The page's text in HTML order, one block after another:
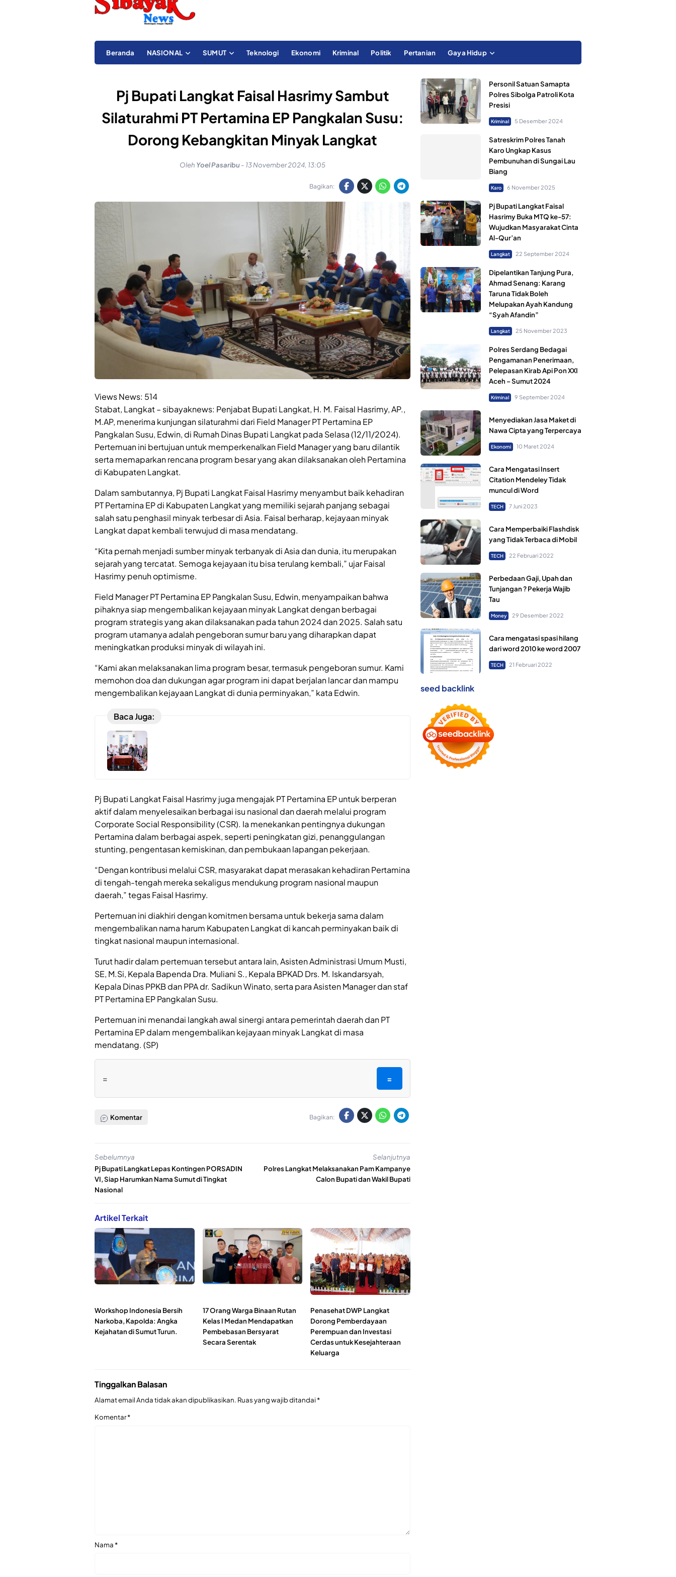
Beranda NASIONAL SUMUT Teknologi Ekonomi Kriminal Politik Pertanian Gaya Hidup
Pj Bupati Langkat Faisal Hasrimy Sambut
Silaturahmi PT Pertamina EP Pangkalan Susu:
Dorong Kebangkitan Minyak Langkat
Oleh Yoel Pasaribu- 13 November 2024, 13:05
Bagikan:
Views News: 514
Stabat, Langkat – sibayaknews: Penjabat Bupati Langkat, H. M. Faisal Hasrimy, AP.,
M.AP, menerima kunjungan silaturahmi dari Field Manager PT Pertamina EP
Pangkalan Susu, Edwin, di Rumah Dinas Bupati Langkat pada Selasa (12/11/2024).
Pertemuan ini bertujuan untuk memperkenalkan Field Manager yang baru dilantik
serta memaparkan rencana program besar yang akan dilaksanakan oleh Pertamina
di Kabupaten Langkat.
Dalam sambutannya, Pj Bupati Langkat Faisal Hasrimy menyambut baik kehadiran
PT Pertamina EP di Kabupaten Langkat yang memiliki sejarah panjang sebagai
salah satu penghasil minyak terbesar di Asia. Faisal berharap, kejayaan minyak
Langkat dapat kembali terwujud di masa mendatang.
“Kita pernah menjadi sumber minyak terbanyak di Asia dan dunia, itu merupakan
sejarah yang tercatat. Semoga kejayaan itu bisa terulang kembali,” ujar Faisal
Hasrimy penuh optimisme.
Field Manager PT Pertamina EP Pangkalan Susu, Edwin, menyampaikan bahwa
pihaknya siap mengembalikan kejayaan minyak Langkat dengan berbagai
program strategis yang akan dilaksanakan pada tahun 2024 dan 2025. Salah satu
program utamanya adalah pengeboran sumur baru yang diharapkan dapat
meningkatkan produksi minyak di wilayah ini.
“Kami akan melaksanakan lima program besar, termasuk pengeboran sumur. Kami
memohon doa dan dukungan agar program ini dapat berjalan lancar dan mampu
mengembalikan kejayaan Langkat di dunia perminyakan,” kata Edwin.
Baca Juga:
Pj Bupati Langkat Faisal Hasrimy juga mengajak PT Pertamina EP untuk berperan
aktif dalam menyelesaikan berbagai isu nasional dan daerah melalui program
Corporate Social Responsibility (CSR). Ia menekankan pentingnya dukungan
Pertamina dalam berbagai aspek, seperti peningkatan gizi, penanggulangan
stunting, pengentasan kemiskinan, dan pembukaan lapangan pekerjaan.
“Dengan kontribusi melalui CSR, masyarakat dapat merasakan kehadiran Pertamina
di tengah-tengah mereka sekaligus mendukung program nasional maupun
daerah,” tegas Faisal Hasrimy.
Pertemuan ini diakhiri dengan komitmen bersama untuk bekerja sama dalam
mengembalikan nama harum Kabupaten Langkat di kancah perminyakan baik di
tingkat nasional maupun internasional.
Turut hadir dalam pertemuan tersebut antara lain, Asisten Administrasi Umum Musti,
SE, M.Si, Kepala Bapenda Dra. Muliani S., Kepala BPKAD Drs. M. Iskandarsyah,
Kepala Dinas PPKB dan PPA dr. Sadikun Winato, serta para Asisten Manager dan staf
PT Pertamina EP Pangkalan Susu.
Pertemuan ini menandai langkah awal sinergi antara pemerintah daerah dan PT
Pertamina EP dalam mengembalikan kejayaan minyak Langkat di masa
mendatang. (SP)
= =
Komentar Bagikan:
Sebelumnya
Pj Bupati Langkat Lepas Kontingen PORSADIN
VI, Siap Harumkan Nama Sumut di Tingkat
Nasional
Selanjutnya
Polres Langkat Melaksanakan Pam Kampanye
Calon Bupati dan Wakil Bupati
Artikel Terkait
Workshop Indonesia Bersih
Narkoba, Kapolda: Angka
Kejahatan di Sumut Turun.
17 Orang Warga Binaan Rutan
Kelas I Medan Mendapatkan
Pembebasan Bersyarat
Secara Serentak
Penasehat DWP Langkat
Dorong Pemberdayaan
Perempuan dan Investasi
Cerdas untuk Kesejahteraan
Keluarga
Tinggalkan Balasan
Alamat email Anda tidak akan dipublikasikan. Ruas yang wajib ditandai*
Komentar*
Nama*
Personil Satuan Samapta
Polres Sibolga Patroli Kota
Presisi
Kriminal 5 Desember 2024
Satreskrim Polres Tanah
Karo Ungkap Kasus
Pembunuhan di Sungai Lau
Biang
Karo 6 November 2025
Pj Bupati Langkat Faisal
Hasrimy Buka MTQ ke-57:
Wujudkan Masyarakat Cinta
Al-Qur’an
Langkat 22 September 2024
Dipelantikan Tanjung Pura,
Ahmad Senang: Karang
Taruna Tidak Boleh
Melupakan Ayah Kandung
“Syah Afandin”
Langkat 25 November 2023
Polres Serdang Bedagai
Pengamanan Penerimaan,
Pelepasan Kirab Api Pon XXI
Aceh – Sumut 2024
Kriminal 9 September 2024
Menyediakan Jasa Maket di
Nawa Cipta yang Terpercaya
Ekonomi 10 Maret 2024
Cara Mengatasi Insert
Citation Mendeley Tidak
muncul di Word
TECH 7 Juni 2023
Cara Memperbaiki Flashdisk
yang Tidak Terbaca di Mobil
TECH 22 Februari 2022
Perbedaan Gaji, Upah dan
Tunjangan ? Pekerja Wajib
Tau
Money 29 Desember 2022
Cara mengatasi spasi hilang
dari word 2010 ke word 2007
TECH 21 Februari 2022
seed backlink